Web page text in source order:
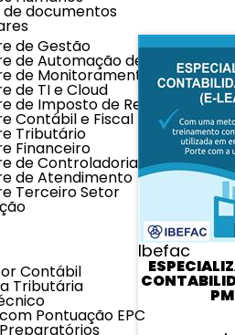
de documentos
de Gestão
de Automação de Processos
de Monitoramento
de TI e Cloud
de Imposto de Renda
Contábil e Fiscal
Tributário
Financeiro
de Controladoria
de Atendimento
Terceiro Setor
Contábil
Tributária
Pontuação EPC
Ibefac